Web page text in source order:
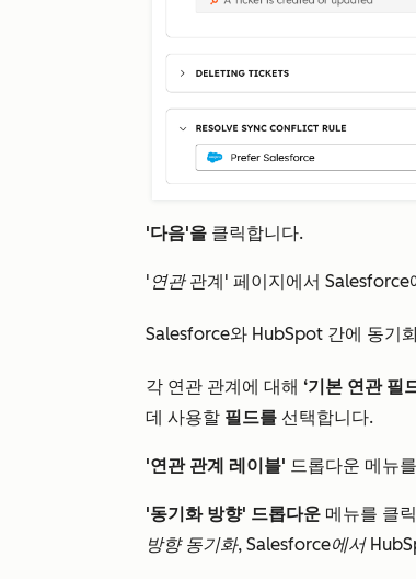
'다음'을 클릭합니다.
'연관관계' 페이지에서 Salesforce
Salesforce와 HubSpot 간에 동기
각 연관 관계에 대해 ‘기본 연관 필
데 사용할 필드를 선택합니다.
'연관 관계 레이블' 드롭다운 메뉴
'동기화 방향' 드롭다운 메뉴를 클
방향 동기화, Salesforce에서